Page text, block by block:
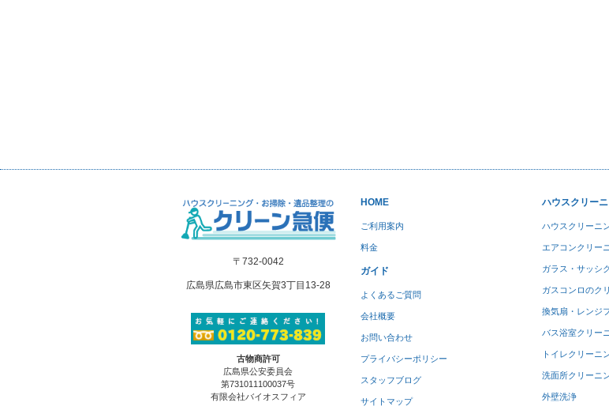
〒732-0042
広島県広島市東区矢賀3丁目13-28
古物商許可
広島県公安委員会
第731011100037号
有限会社バイオスフィア
HOME
ご利用案内
料金
ガイド
よくあるご質問
会社概要
お問い合わせ
プライバシーポリシー
スタッフブログ
サイトマップ
ハウスクリー
ハウスクリーニ
エアコンクリー
ガラス・サッシ
ガスコンロのク
換気扇・レンジ
バス浴室クリー
トイレクリーニ
洗面所クリーニ
外壁洗浄